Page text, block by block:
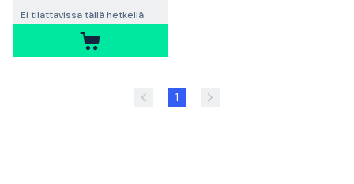
Ei tilattavissa tällä hetkellä
1